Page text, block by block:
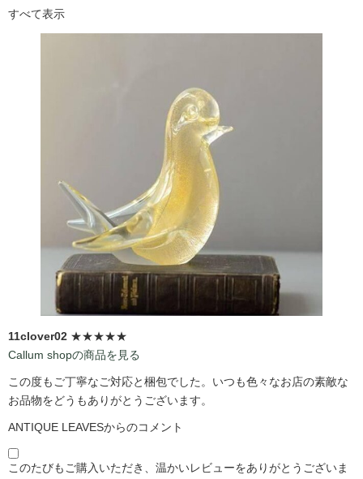
すべて表示
11clover02 ★★★★★
Callum shopの商品を見る
この度もご丁寧なご対応と梱包でした。いつも色々なお店の素敵な
お品物をどうもありがとうございます。
ANTIQUE LEAVESからのコメント
このたびもご購入いただき、温かいレビューをありがとうございま